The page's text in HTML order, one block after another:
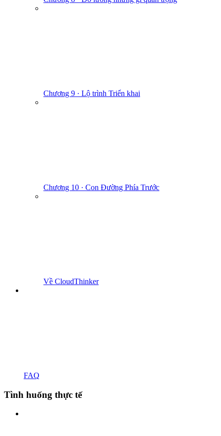
Chương 9 · Lộ trình Triển khai
Chương 10 · Con Đường Phía Trước
Về CloudThinker
FAQ
Tình huống thực tế